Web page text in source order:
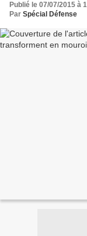
Publié le 07/07/2015 à
Par Spécial Défense